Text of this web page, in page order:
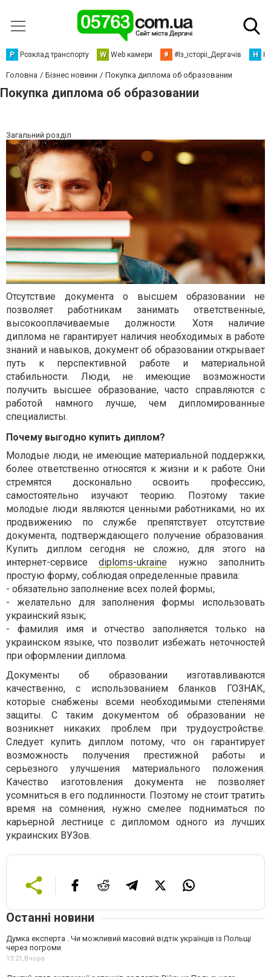
Р Розклад транспорту W Web камери # #Із_історіі_Дергачів Н
Головна Бізнес новини Покупка диплома об образовании
Покупка диплома об образовании
Загальний розділ
Отсутствие документа о высшем образовании не
позволяет работникам занимать ответственные,
высокооплачиваемые должности. Хотя наличие
диплома не гарантирует наличия необходимых в работе
знаний и навыков, документ об образовании открывает
путь к перспективной работе и материальной
стабильности. Люди, не имеющие возможности
получить высшее образование, часто справляются с
работой намного лучше, чем дипломированные
специалисты.
Почему выгодно купить диплом?
Молодые люди, не имеющие материальной поддержки,
более ответственно относятся к жизни и к работе. Они
стремятся досконально освоить профессию,
самостоятельно изучают теорию. Поэтому такие
молодые люди являются ценными работниками, но их
продвижению по службе препятствует отсутствие
документа, подтверждающего получение образования.
Купить диплом сегодня не сложно, для этого на
интернет-сервисеdiploms-ukraine нужно заполнить
простую форму, соблюдая определенные правила:
- обязательно заполнение всех полей формы;
- желательно для заполнения формы использовать
украинский язык;
- фамилия имя и отчество заполняется только на
украинском языке, что позволит избежать неточностей
при оформлении диплома.
Документы об образовании изготавливаются
качественно, с использованием бланков ГОЗНАК,
которые снабжены всеми необходимыми степенями
защиты. С таким документом об образовании не
возникнет никаких проблем при трудоустройстве.
Следует купить диплом потому, что он гарантирует
возможность получения престижной работы и
серьезного улучшения материального положения.
Качество изготовления документа не позволяет
усомниться в его подлинности. Поэтому не стоит тратить
время на сомнения, нужно смелее подниматься по
карьерной лестнице с дипломом одного из лучших
украинских ВУЗов.
Останні новини
Думка експерта . Чи можливий масовий відтік українців із Польщі
через погроми
13:21,Вчора